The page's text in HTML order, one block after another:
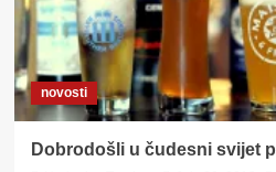
U
DVORCU
PRANDAU
NORMANN
novosti
Dobrodošli u čudesni svijet